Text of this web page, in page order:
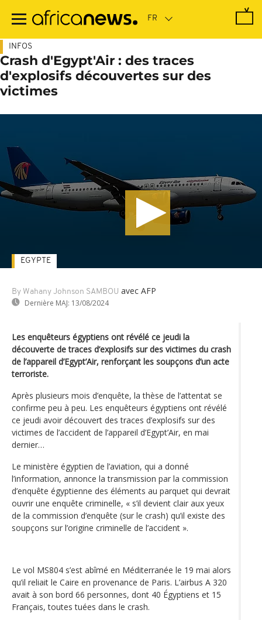
contenu
INFOS
Crash d'Egypt'Air : des traces
d'explosifs découvertes sur des
victimes
By Wahany Johnson SAMBOU avec AFP
Dernière MAJ: 13/08/2024
EGYPTE
Les enquêteurs égyptiens ont révélé ce jeudi la
découverte de traces d’explosifs sur des victimes du crash
de l’appareil d’Egypt’Air, renforçant les soupçons d’un acte
terroriste.
Après plusieurs mois d’enquête, la thèse de l’attentat se
confirme peu à peu. Les enquêteurs égyptiens ont révélé
ce jeudi avoir découvert des traces d’explosifs sur des
victimes de l’accident de l’appareil d’Egypt’Air, en mai
dernier…
Le ministère égyptien de l’aviation, qui a donné
l’information, annonce la transmission par la commission
d’enquête égyptienne des éléments au parquet qui devrait
ouvrir une enquête criminelle, « s’il devient clair aux yeux
de la commission d’enquête (sur le crash) qu’il existe des
soupçons sur l’origine criminelle de l’accident ».
Le vol MS804 s’est abîmé en Méditerranée le 19 mai alors
qu’il reliait le Caire en provenance de Paris. L’airbus A 320
avait à son bord 66 personnes, dont 40 Égyptiens et 15
Français, toutes tuées dans le crash.